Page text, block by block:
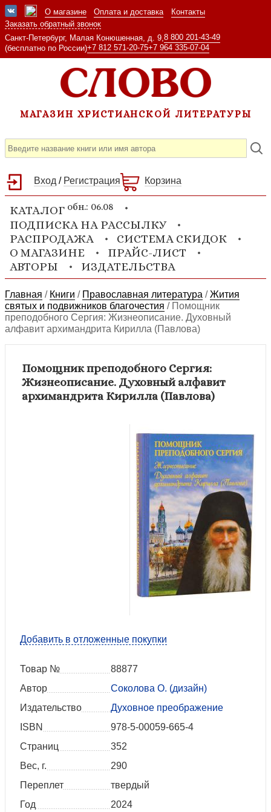
О магазине Оплата и доставка
Контакты
Заказать обратный звонок
Санкт-Петербург, Малая Конюшенная, д. 9, 8 800 201-43-49
(бесплатно по России)+7 812 571-20-75+7 964 335-07-04
МАГАЗИН ХРИСТИАНСКОЙ ЛИТЕРАТУРЫ
Вход / Регистрация Корзина
КАТАЛОГ обн.: 06.08
ПОДПИСКА НА РАССЫЛКУ
РАСПРОДАЖА
СИСТЕМА СКИДОК
О МАГАЗИНЕ
ПРАЙС-ЛИСТ
АВТОРЫ
ИЗДАТЕЛЬСТВА
Главная / Книги / Православная литература /Жития
святых и подвижников благочестия / Помощник
преподобного Сергия: Жизнеописание. Духовный
алфавит архимандрита Кирилла (Павлова)
Помощник преподобного Сергия:
Жизнеописание. Духовный алфавит
архимандрита Кирилла (Павлова)
Добавить в отложенные покупки
Товар №
88877
Автор
Соколова О. (дизайн)
Издательство
Духовное преображение
ISBN
978-5-00059-665-4
Страниц
352
Вес, г.
290
Переплет
твердый
Год
2024